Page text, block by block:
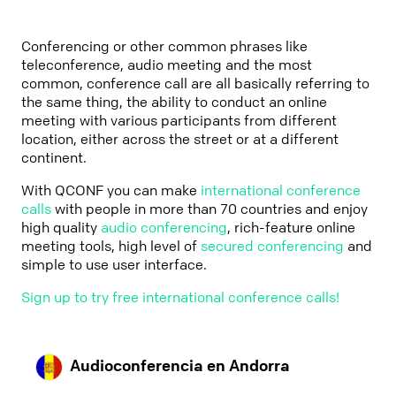
Conferencing or other common phrases like
teleconference, audio meeting and the most
common, conference call are all basically referring to
the same thing, the ability to conduct an online
meeting with various participants from different
location, either across the street or at a different
continent.
With QCONF you can make international conference
callswith people in more than 70 countries and enjoy
high quality audio conferencing, rich-feature online
meeting tools, high level of secured conferencing and
simple to use user interface.
Sign up to try free international conference calls!
Audioconferencia en Andorra